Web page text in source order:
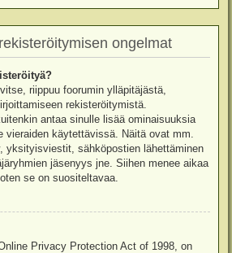
ongelmat
riippuu foorumin ylläpitäjästä,
rekisteröitymistä.
antaa sinulle lisää ominaisuuksia
vieraiden käytettävissä. Näitä ovat mm.
yksityisviestit, sähköpostien lähettäminen
jäsenyys jne. Siihen menee aikaa
se on suositeltavaa.
Privacy Protection Act of 1998, on